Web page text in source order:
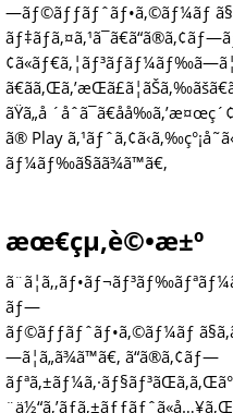
—ãƒ©ãƒƒãƒˆãƒ•ã‚©ãƒ¼ãƒ
ãŸã„å
ã® Play
ãƒ¼ãƒ‰ã§ãã¾ã™ã€‚
æœ€çµ‚è©•æ±º
ãƒ—
ãƒ©ãƒƒãƒˆãƒ•ã‚©ãƒ¼ãƒ
—ã¦ã„ã¾ã™ã€‚ ã“ã®ã‚¢ãƒ—